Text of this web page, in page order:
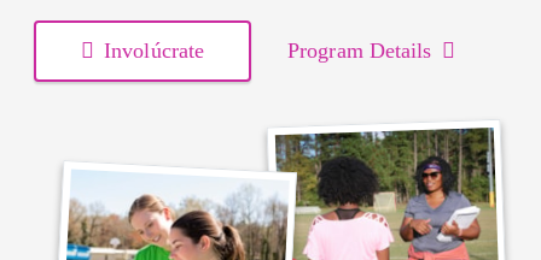
Involúcrate Program Details